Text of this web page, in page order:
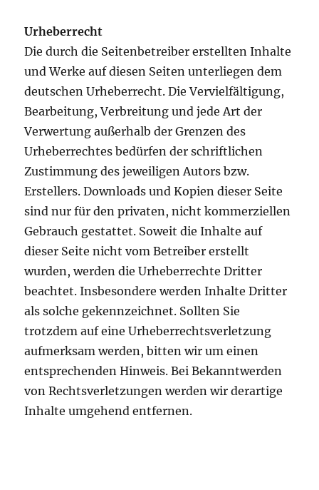
Urheberrecht
Die durch die Seitenbetreiber erstellten Inhalte
und Werke auf diesen Seiten unterliegen dem
deutschen Urheberrecht. Die Vervielfältigung,
Bearbeitung, Verbreitung und jede Art der
Verwertung außerhalb der Grenzen des
Urheberrechtes bedürfen der schriftlichen
Zustimmung des jeweiligen Autors bzw.
Erstellers. Downloads und Kopien dieser Seite
sind nur für den privaten, nicht kommerziellen
Gebrauch gestattet. Soweit die Inhalte auf
dieser Seite nicht vom Betreiber erstellt
wurden, werden die Urheberrechte Dritter
beachtet. Insbesondere werden Inhalte Dritter
als solche gekennzeichnet. Sollten Sie
trotzdem auf eine Urheberrechtsverletzung
aufmerksam werden, bitten wir um einen
entsprechenden Hinweis. Bei Bekanntwerden
von Rechtsverletzungen werden wir derartige
Inhalte umgehend entfernen.